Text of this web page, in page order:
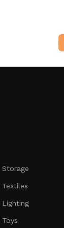
Storage
Textiles
Lighting
Toys